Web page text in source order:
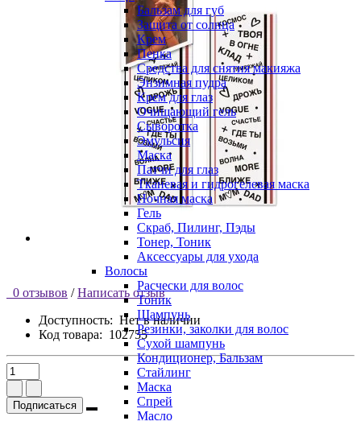
Бальзам для губ
Защита от солнца
Крем
Пенка
Средства для снятия макияжа
Энзимная пудра
Крем для глаз
Очищающий гель
Сыворотка
Эмульсия
Маска
Патчи для глаз
Тканевая и гидрогелевая маска
Ночная маска
Гель
Скраб, Пилинг, Пэды
Тонер, Тоник
Аксессуары для ухода
Волосы
Расчески для волос
Тоник
Шампунь
Резинки, заколки для волос
Сухой шампунь
Кондиционер, Бальзам
Стайлинг
Маска
Спрей
Масло
0 отзывов / Написать отзыв
Доступность: Нет в наличии
Код товара: 102755
Подписаться